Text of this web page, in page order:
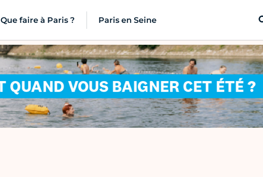
Que faire à Paris ? Paris en Seine